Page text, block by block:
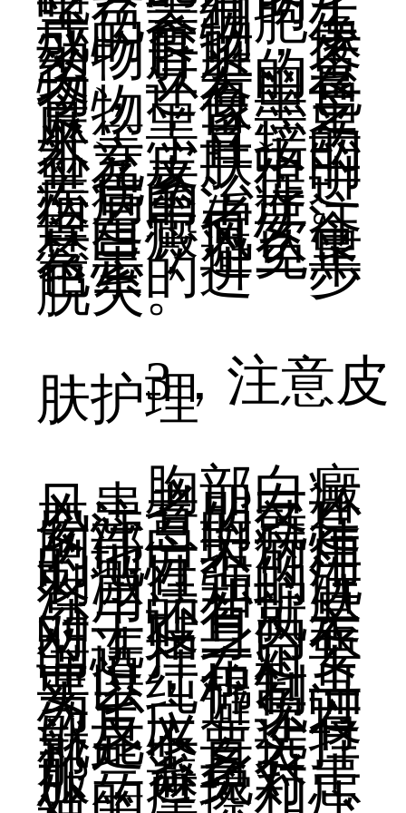
黑色素细胞生
成的食物，像
动物肝脏、蛋
类、豆类的食
物，还有黑色
食物，像黑芝
麻、黑豆、黑
米等，直接的
补充皮肤中的
黑色素，促进
疾病的治疗。
但是患者要注
意白癜风饮食
禁忌，避免黑
色素的进一步
脱失。
3，注意皮
肤护理
胸部白癜
风患者朋友还
要注意的就是
胸部白斑病灶
的地方不可用
刺激性强的洗
涤用品和护肤
品，还有就是
对于贴身内衣
的选择一定要
谨慎，布料上
要以纯棉制品
为主，避免过
敏反应，还有
就是不要选择
那些紧身衣
服，避免对患
处的摩擦和压